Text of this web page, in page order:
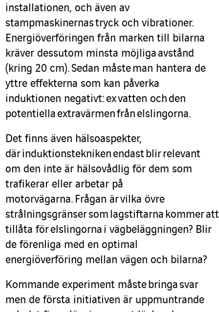
installationen, och även av
stampmaskinernastryck och vibrationer.
Energiöverföringen från marken till bilarna
kräver dessutom minsta möjligaavstånd
(kring 20 cm). Sedan måsteman hantera de
yttre effekterna som kan påverka
induktionen negativt:exvatten ochden
potentiellaextravärmenfrånelslingorna.
Det finns även hälsoaspekter,
därinduktionsteknikenendastblirrelevant
om den inte är hälsovådlig för dem som
trafikerar eller arbetar på
motorvägarna. Frågan ärvilka övre
strålningsgränsersom lagstiftarna kommeratt
tillåta förelslingorna i vägbeläggningen? Blir
de förenliga med en optimal
energiöverföring mellan vägen och bilarna?
Kommande experiment måstebringa svar
men de första initiativen är uppmuntrande